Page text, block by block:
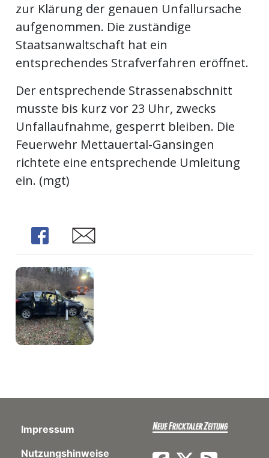
zur Klärung der genauen Unfallursache
aufgenommen. Die zuständige
Staatsanwaltschaft hat ein
entsprechendes Strafverfahren eröffnet.
Der entsprechende Strassenabschnitt
musste bis kurz vor 23 Uhr, zwecks
Unfallaufnahme, gesperrt bleiben. Die
Feuerwehr Mettauertal-Gansingen
richtete eine entsprechende Umleitung
ein. (mgt)
Share Share
Impressum
Nutzungshinweise